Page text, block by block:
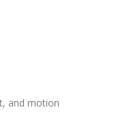
and motion